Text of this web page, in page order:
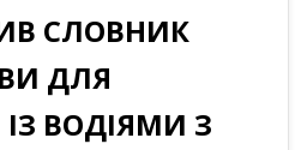
СЛОВНИК
ДЛЯ
ВОДІЯМИ З